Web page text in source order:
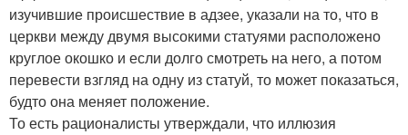
изучившие происшествие в адзее, указали на то, что в
церкви между двумя высокими статуями расположено
круглое окошко и если долго смотреть на него, а потом
перевести взгляд на одну из статуй, то может показаться,
будто она меняет положение.
То есть рационалисты утверждали, что иллюзия